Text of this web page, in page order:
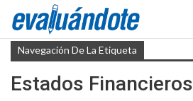
Navegación De La Etiqueta
Estados Financieros